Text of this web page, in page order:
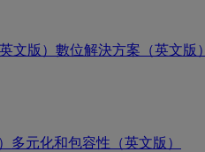
文版） 數位解決方案（英文版）
多元化和包容性（英文版）